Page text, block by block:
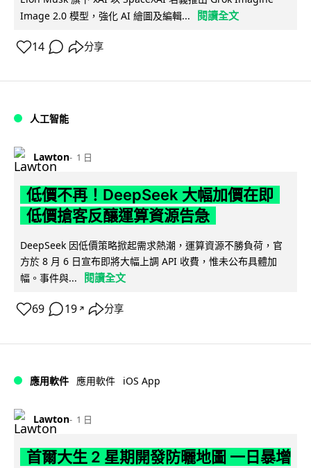
Image 2.0 模型，強化 AI 繪圖及編輯...
閱讀全文
14 分享
人工智能
Lawton 1 日
低價不再！DeepSeek 大幅加價在即
低價搶客反釀運算資源告急
DeepSeek 因低價策略掀起需求熱潮，運算資源不勝負荷，官
方於 8 月 6 日宣布即將大幅上調 API 收費，惟未公布具體加
幅。事件與...
閱讀全文
69 19 ↗ 分享
應用軟件 應用軟件 iOS App
Lawton 1 日
首爾大生 2 星期開發防曬地圖 一日暴增